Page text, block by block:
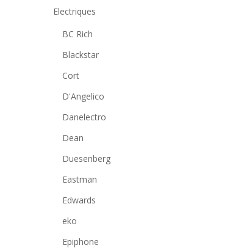
Electriques
BC Rich
Blackstar
Cort
D'Angelico
Danelectro
Dean
Duesenberg
Eastman
Edwards
eko
Epiphone